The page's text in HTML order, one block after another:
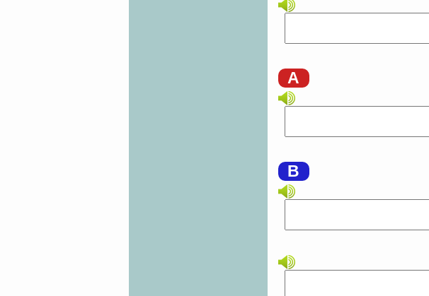
A
B